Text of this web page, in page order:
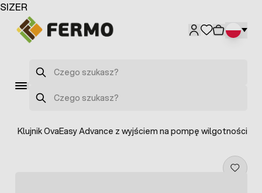
Przejdź do treści
Szukaj
Szukaj
Klujnik OvaEasy Advance z wyjściem na pompę wilgotności
SIZER